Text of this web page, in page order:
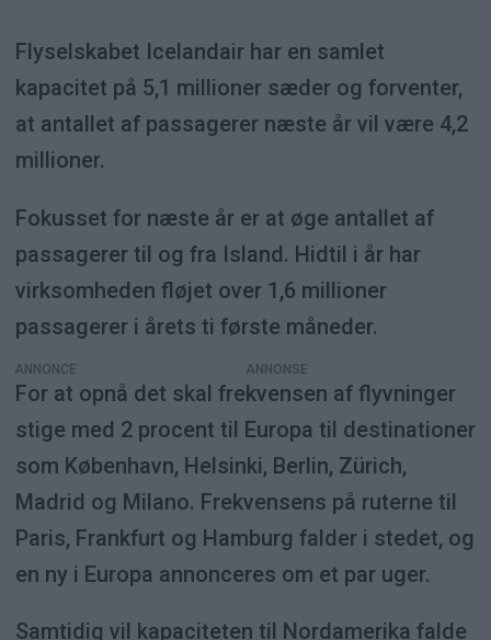
Flyselskabet Icelandair har en samlet
kapacitet på 5,1 millioner sæder og forventer,
at antallet af passagerer næste år vil være 4,2
millioner.
Fokusset for næste år er at øge antallet af
passagerer til og fra Island. Hidtil i år har
virksomheden fløjet over 1,6 millioner
passagerer i årets ti første måneder.
ANNONCE
For at opnå det skal frekvensen af flyvninger
stige med 2 procent til Europa til destinationer
som København, Helsinki, Berlin, Zürich,
Madrid og Milano. Frekvensens på ruterne til
Paris, Frankfurt og Hamburg falder i stedet, og
en ny i Europa annonceres om et par uger.
Samtidig vil kapaciteten til Nordamerika falde